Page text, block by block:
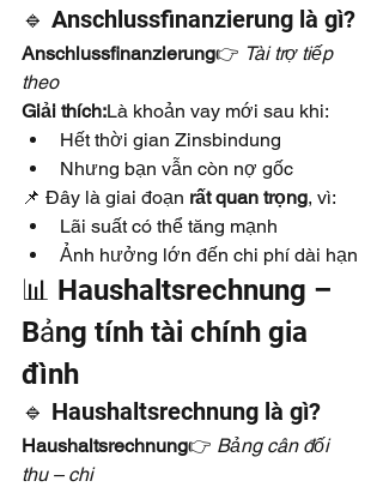
🔹 Anschlussfinanzierung là gì?
Anschlussfinanzierung👉 Tài trợ tiếp
theo
Giải thích:Là khoản vay mới sau khi:
Hết thời gian Zinsbindung
Nhưng bạn vẫn còn nợ gốc
📌 Đây là giai đoạn rất quan trọng, vì:
Lãi suất có thể tăng mạnh
Ảnh hưởng lớn đến chi phí dài hạn
📊 Haushaltsrechnung –
Bảng tính tài chính gia
đình
🔹 Haushaltsrechnung là gì?
Haushaltsrechnung👉 Bảng cân đối
thu – chi